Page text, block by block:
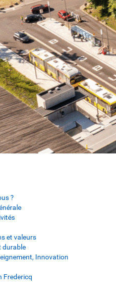
?
et valeurs
durable
Innovation
Fredericq